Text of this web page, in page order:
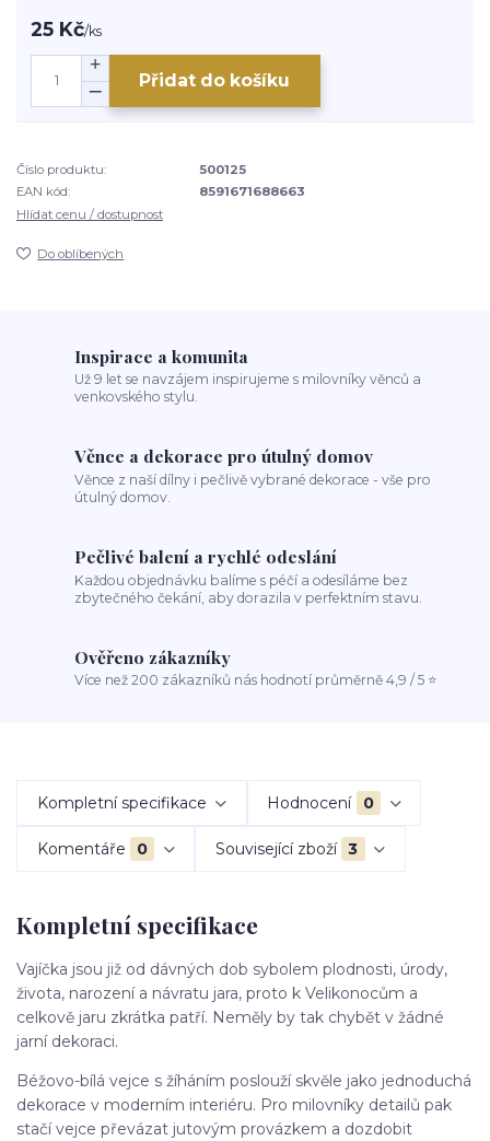
25 Kč/ks
Přidat do košíku
Číslo produktu:
500125
EAN kód:
8591671688663
Hlídat cenu / dostupnost
Do oblíbených
Inspirace a komunita
Už 9 let se navzájem inspirujeme s milovníky věnců a
venkovského stylu.
Věnce a dekorace pro útulný domov
Věnce z naší dílny i pečlivě vybrané dekorace - vše pro
útulný domov.
Pečlivé balení a rychlé odeslání
Každou objednávku balíme s péčí a odesíláme bez
zbytečného čekání, aby dorazila v perfektním stavu.
Ověřeno zákazníky
Více než 200 zákazníků nás hodnotí průměrně 4,9 / 5 ⭐
Kompletní specifikace Hodnocení 0
Komentáře 0 Související zboží 3
Kompletní specifikace
Vajíčka jsou již od dávných dob sybolem plodnosti, úrody,
života, narození a návratu jara, proto k Velikonocům a
celkově jaru zkrátka patří. Neměly by tak chybět v žádné
jarní dekoraci.
Béžovo-bílá vejce s žíháním poslouží skvěle jako jednoduchá
dekorace v moderním interiéru. Pro milovníky detailů pak
stačí vejce převázat jutovým provázkem a dozdobit